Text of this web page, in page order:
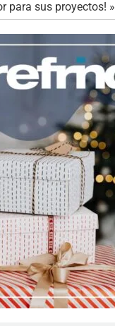
para sus proyectos! »